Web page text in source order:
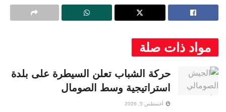
مواد ذات صلة
حركة الشباب تعلن السيطرة على بلدة
استراتيجية وسط الصومال
أغسطس 5, 2026